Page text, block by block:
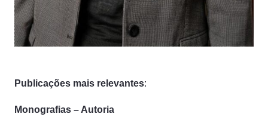
Publicações mais relevantes:
Monografias – Autoria